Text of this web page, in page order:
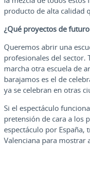
producto de alta calidad
¿Qué proyectos de
Queremos abrir una
profesionales del sector.
marcha otra escuela de
barajamos es el de
ya se celebran en otras
Si el espectáculo
pretensión de cara a los
espectáculo por España,
Valenciana para mostrar